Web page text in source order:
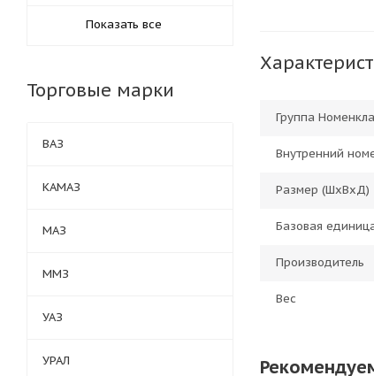
Группа
Внутренний
Размер (ШхВхД)
Базовая
Производитель
Вес
Показать все
Торговые марки
ВАЗ
КАМАЗ
МАЗ
ММЗ
УАЗ
УРАЛ